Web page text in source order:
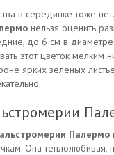
в серединке тоже
нельзя оценить
до 6 см в
этот цветок мелким
ярких зеленых
Палермо
Она теплолюбивая,